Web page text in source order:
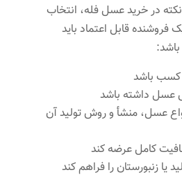
در خرید عسل فله، انتخاب
قابل اعتماد باید
کسب باشد
عسل داشته باشد
عسل، منشأ و روش تولید آن
کامل عرضه کند
یا زنبورستان را فراهم کند